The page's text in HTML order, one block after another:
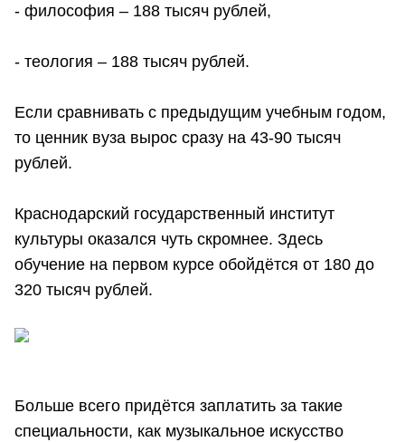
- философия – 188 тысяч рублей,
- теология – 188 тысяч рублей.
Если сравнивать с предыдущим учебным годом,
то ценник вуза вырос сразу на 43-90 тысяч
рублей.
Краснодарский государственный институт
культуры оказался чуть скромнее. Здесь
обучение на первом курсе обойдётся от 180 до
320 тысяч рублей.
Больше всего придётся заплатить за такие
специальности, как музыкальное искусство